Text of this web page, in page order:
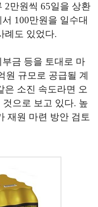
2만원씩 65일을 상환
100만원을 일수대
례도 있었다.
금 등을 토대로 마
원 규모로 공급될 계
은 소진 속도라면 오
으로 보고 있다. 높
재원 마련 방안 검토